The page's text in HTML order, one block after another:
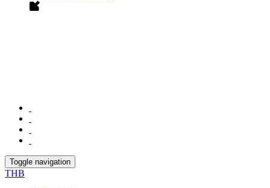
Toggle navigation
THB